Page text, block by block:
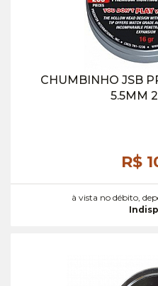
CHUMBINHO JSB
5.5MM
R$
à vista no débito,